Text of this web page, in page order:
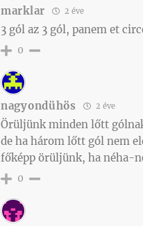
marklar 2 éve
3 gól az 3 gól, panem et
0
nagyondühös 2 éve
Örüljünk minden lőtt
de ha három lőtt gól nem
főképp örüljünk, ha néha-
0